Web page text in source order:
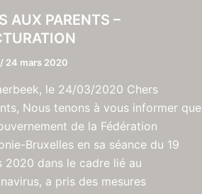
AUX PARENTS –
/ 24 mars 2020
le 24/03/2020 Chers
Nous tenons à vous informer que
de la Fédération
Bruxelles en sa séance du 19
2020 dans le cadre lié au
a pris des mesures